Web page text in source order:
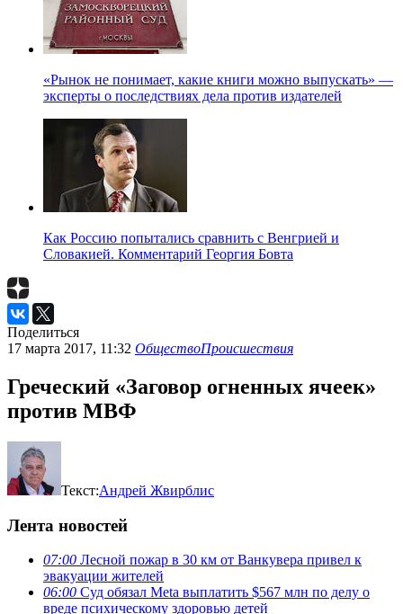
«Рынок не понимает, какие книги можно выпускать» —
эксперты о последствиях дела против издателей
Как Россию попытались сравнить с Венгрией и
Словакией. Комментарий Георгия Бовта
Поделиться
17 марта 2017, 11:32 ОбществоПроисшествия
Греческий «Заговор огненных ячеек»
против МВФ
Текст:Андрей Жвирблис
Лента новостей
07:00 Лесной пожар в 30 км от Ванкувера привел к
эвакуации жителей
06:00 Суд обязал Meta выплатить $567 млн по делу о
вреде психическому здоровью детей